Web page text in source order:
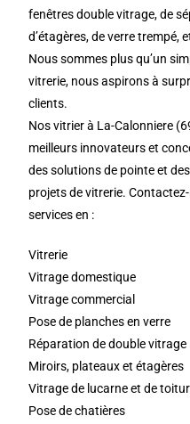
fenêtres double vitrage, de
d’étagères, de verre trempé,
Nous sommes plus qu’un
vitrerie, nous aspirons à
clients.
Nos vitrier à La-Calonniere
meilleurs innovateurs et
des solutions de pointe et
projets de vitrerie.
services en :
Vitrerie
Vitrage domestique
Vitrage commercial
Pose de planches en verre
Réparation de double vitrage
Miroirs, plateaux et étagères
Vitrage de lucarne et de
Pose de chatières